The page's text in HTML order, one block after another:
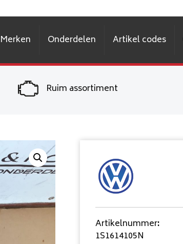
Merken Onderdelen Artikel codes
Ruim assortiment
Artikelnummer:
1S1614105N